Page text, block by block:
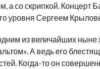
со скрипкой. Концерт
уровня Сергеем
из величайших ныне
А ведь его
Когда-то он